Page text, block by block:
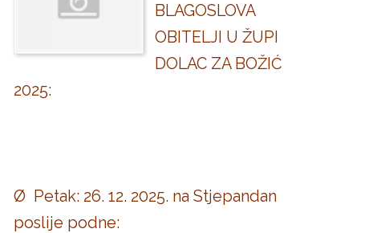
BLAGOSLOVA
OBITELJI U ŽUPI
DOLAC ZA BOŽIĆ
2025:
Ø Petak: 26. 12. 2025. na Stjepandan
poslije podne: